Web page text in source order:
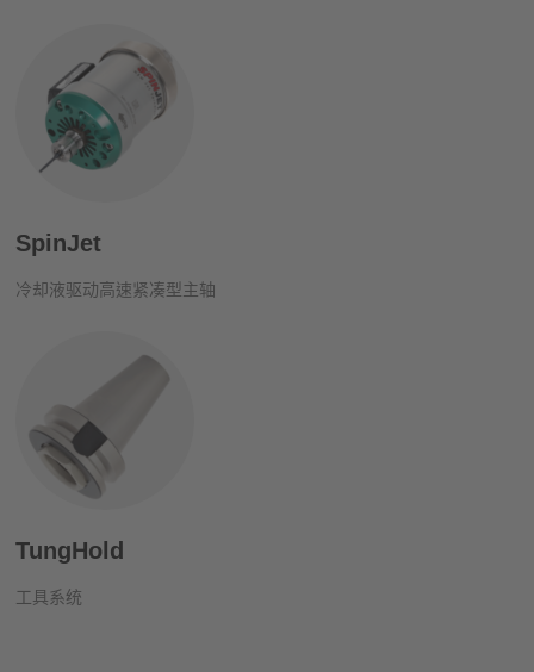
SpinJet
冷却液驱动高速紧凑型主轴
TungHold
工具系统